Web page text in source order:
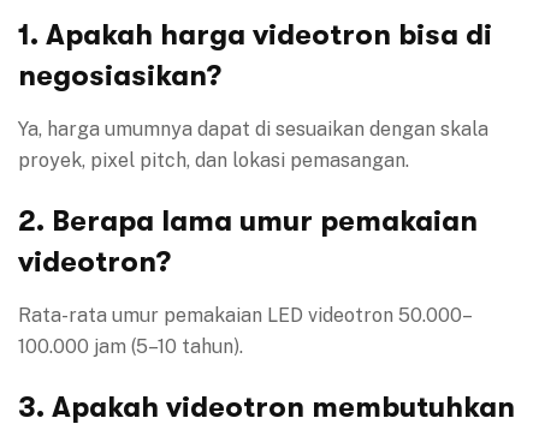
1. Apakah harga videotron bisa di
negosiasikan?
Ya, harga umumnya dapat di sesuaikan dengan skala
proyek, pixel pitch, dan lokasi pemasangan.
2. Berapa lama umur pemakaian
videotron?
Rata-rata umur pemakaian LED videotron 50.000–
100.000 jam (5–10 tahun).
3. Apakah videotron membutuhkan